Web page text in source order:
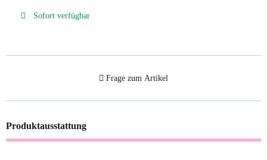
Sofort verfügbar
Frage zum Artikel
Produktausstattung